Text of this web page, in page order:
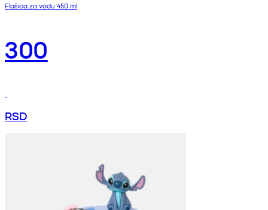
Flašica za vodu 450 ml
300
RSD